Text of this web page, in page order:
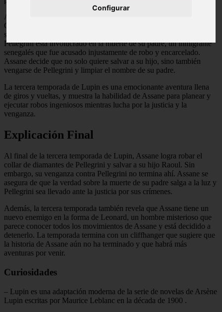
Configurar
Assane se une a su equipo de confianza, incluyendo a su exnovia
Claire y su amigo Benjamin, para planear el robo. Sin embargo, la
situación se complica aún más cuando Assane descubre que
Pellegrini está involucrado en la muerte de su padre, un inmigrante
senegalés que fue acusado injustamente de robo y encarcelado.
Assane decide que no solo quiere salvar a su hijo, sino también
vengarse de Pellegrini y limpiar el nombre de su padre.
La tercera temporada de Lupin es una emocionante aventura llena
de giros y vueltas, y muestra la habilidad de Assane para planear y
ejecutar robos ingeniosos mientras lucha por la justicia y la
venganza.
Explicación Final
Al final de la tercera temporada de Lupin, Assane logra robar el
collar de diamantes de Pellegrini y salvar a su hijo Raoul. Sin
embargo, su venganza contra Pellegrini no termina ahí. Assane se
asegura de que la verdad sobre la muerte de su padre salga a la luz y
Pellegrini sea llevado ante la justicia por sus crímenes.
Además, la tercera temporada también revela que Assane tiene un
nuevo enemigo en la forma de Leonard, un hombre misterioso que
parece conocer todos los movimientos de Assane y está decidido a
detenerlo. La temporada termina con un cliffhanger que sugiere que
la historia de Assane aún no ha terminado y que habrá más
aventuras por venir.
Curiosidades
– Lupin es una adaptación moderna de la serie de novelas de Arsène
Lupin escritas por Maurice Leblanc en la década de 1900 .